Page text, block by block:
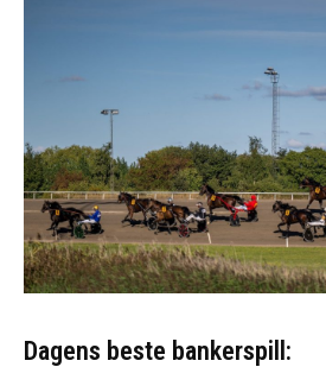
Dagens beste bankerspill: